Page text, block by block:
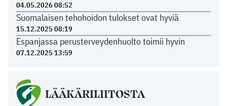
04.05.2026 08:52
Suomalaisen tehohoidon tulokset ovat hyviä
15.12.2025 08:19
Espanjassa perusterveydenhuolto toimii hyvin
07.12.2025 13:59
LÄÄKÄRILIITOSTA